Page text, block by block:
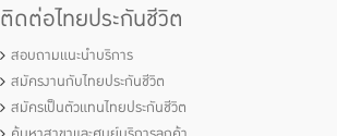
ติดต่อไทยประกันชีวิต
สอบถามแนะนำบริการ
สมัครงานกับไทยประกันชีวิต
สมัครเป็นตัวแทนไทยประกันชีวิต